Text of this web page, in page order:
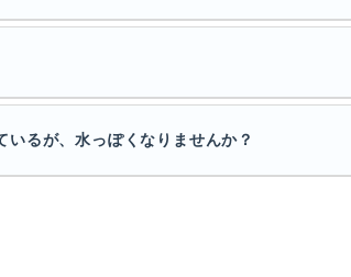
るが、水っぽくなりませんか？